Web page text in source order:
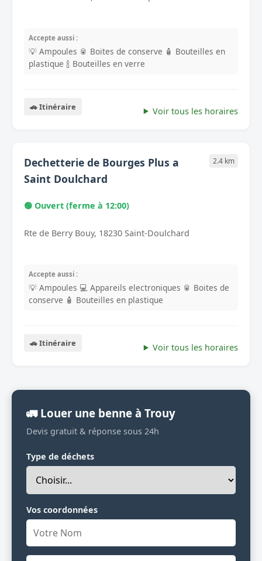
Accepte aussi :
💡 Ampoules 🥫 Boites de conserve 🧴 Bouteilles en
plastique 🍾 Bouteilles en verre
🚗 Itinéraire Voir tous les horaires
Dechetterie de Bourges Plus a
Saint Doulchard
2.4 km
🟢 Ouvert (ferme à 12:00)
Rte de Berry Bouy, 18230 Saint-Doulchard
Accepte aussi :
💡 Ampoules 💻 Appareils electroniques 🥫 Boites de
conserve 🧴 Bouteilles en plastique
🚗 Itinéraire Voir tous les horaires
🚛 Louer une benne à Trouy
Devis gratuit & réponse sous 24h
Type de déchets
Vos coordonnées